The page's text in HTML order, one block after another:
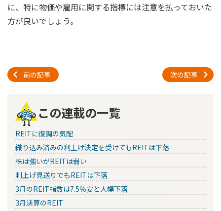
に、特に物価や雇用に関する指標には注意を払っておいた
方が良いでしょう。
前の記事 次の記事
この連載の一覧
REITに復調の気配
織り込み済みの利上げ決定を受けてもREITは下落
株は強いがREITは弱い
利上げ見送りでもREITは下落
3月のREIT指数は7.5％安と大幅下落
3月決算のREIT